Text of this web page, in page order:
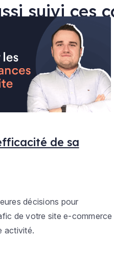
suivi ces
de sa
décisions pour
de votre site e-commerce
activité.